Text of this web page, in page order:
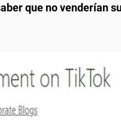
que no venderían